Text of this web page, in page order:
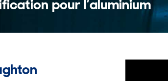
pour l’aluminium